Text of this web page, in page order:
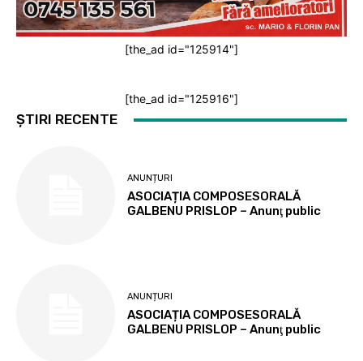
[the_ad id="125914"]
[the_ad id="125916"]
ȘTIRI RECENTE
ANUNȚURI
ASOCIAȚIA COMPOSESORALĂ
GALBENU PRISLOP – Anunţ public
ANUNȚURI
ASOCIAȚIA COMPOSESORALĂ
GALBENU PRISLOP – Anunţ public